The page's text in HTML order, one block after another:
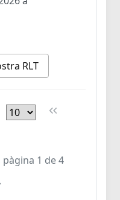
RLT
pàgina 1 de 4